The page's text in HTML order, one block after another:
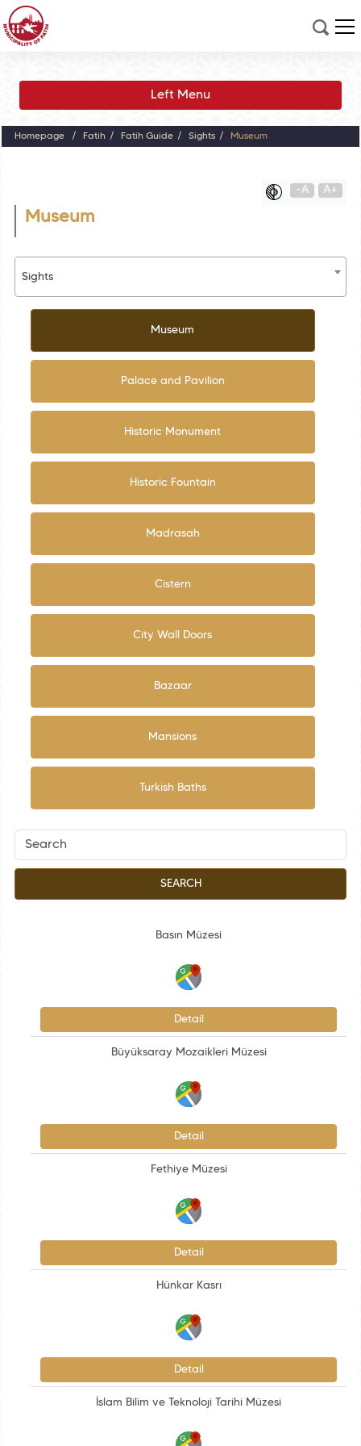
Left Menu
Homepage Fatih Fatih Guide Sights Museum
-A A+
Museum
Sights
Museum
Palace and Pavilion
Historic Monument
Historic Fountain
Madrasah
Cistern
City Wall Doors
Bazaar
Mansions
Turkish Baths
SEARCH
Basın Müzesi
Detail
Büyüksaray Mozaikleri Müzesi
Detail
Fethiye Müzesi
Detail
Hünkar Kasrı
Detail
İslam Bilim ve Teknoloji Tarihi Müzesi